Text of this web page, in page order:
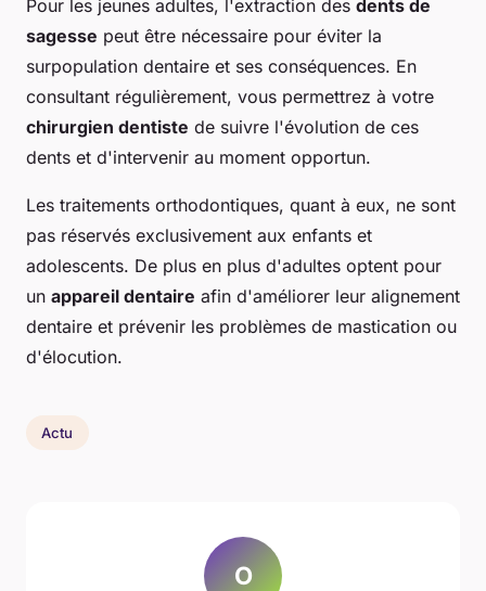
Pour les jeunes adultes, l'extraction des dents de
sagesse peut être nécessaire pour éviter la
surpopulation dentaire et ses conséquences. En
consultant régulièrement, vous permettrez à votre
chirurgien dentiste de suivre l'évolution de ces
dents et d'intervenir au moment opportun.
Les traitements orthodontiques, quant à eux, ne sont
pas réservés exclusivement aux enfants et
adolescents. De plus en plus d'adultes optent pour
un appareil dentaire afin d'améliorer leur alignement
dentaire et prévenir les problèmes de mastication ou
d'élocution.
Actu
O